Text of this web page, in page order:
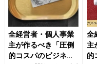
全経営者・個人事業
主が作るべき「圧倒
的コスパのビジネス
全
主
的